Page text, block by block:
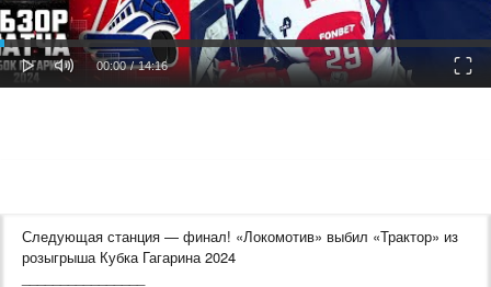
Play Mute
Current
00:00 / Duration
14:16
Следующая станция — финал! «Локомотив» выбил «Трактор» из
розыгрыша Кубка Гагарина 2024